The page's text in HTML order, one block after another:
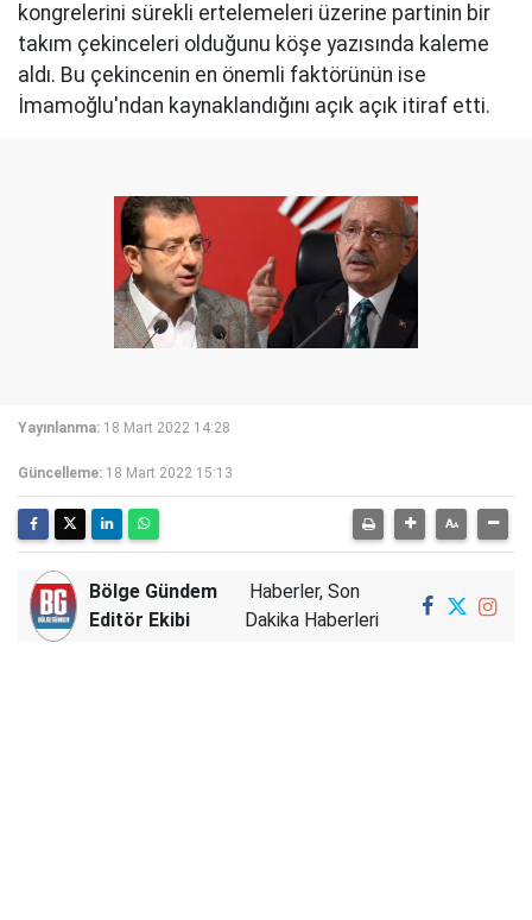
kongrelerini sürekli ertelemeleri üzerine partinin bir
takım çekinceleri olduğunu köşe yazısında kaleme
aldı. Bu çekincenin en önemli faktörünün ise
İmamoğlu'ndan kaynaklandığını açık açık itiraf etti.
Yayınlanma: 18 Mart 2022 14:28
Güncelleme: 18 Mart 2022 15:13
Bölge Gündem
Editör Ekibi
Haberler, Son
Dakika Haberleri